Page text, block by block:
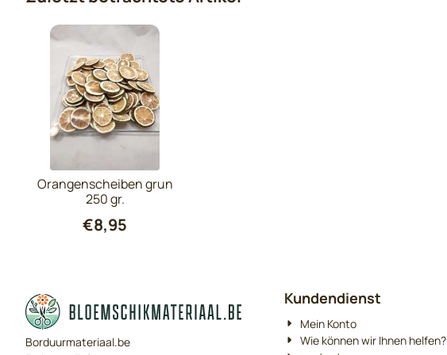
Orangenscheiben grun
250 gr.
€8,95
Borduurmateriaal.be
Kundendienst
Mein Konto
Wie können wir Ihnen helfen?